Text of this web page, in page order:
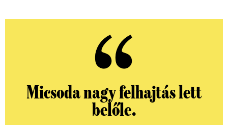
Micsoda nagy felhajtás lett
belőle.